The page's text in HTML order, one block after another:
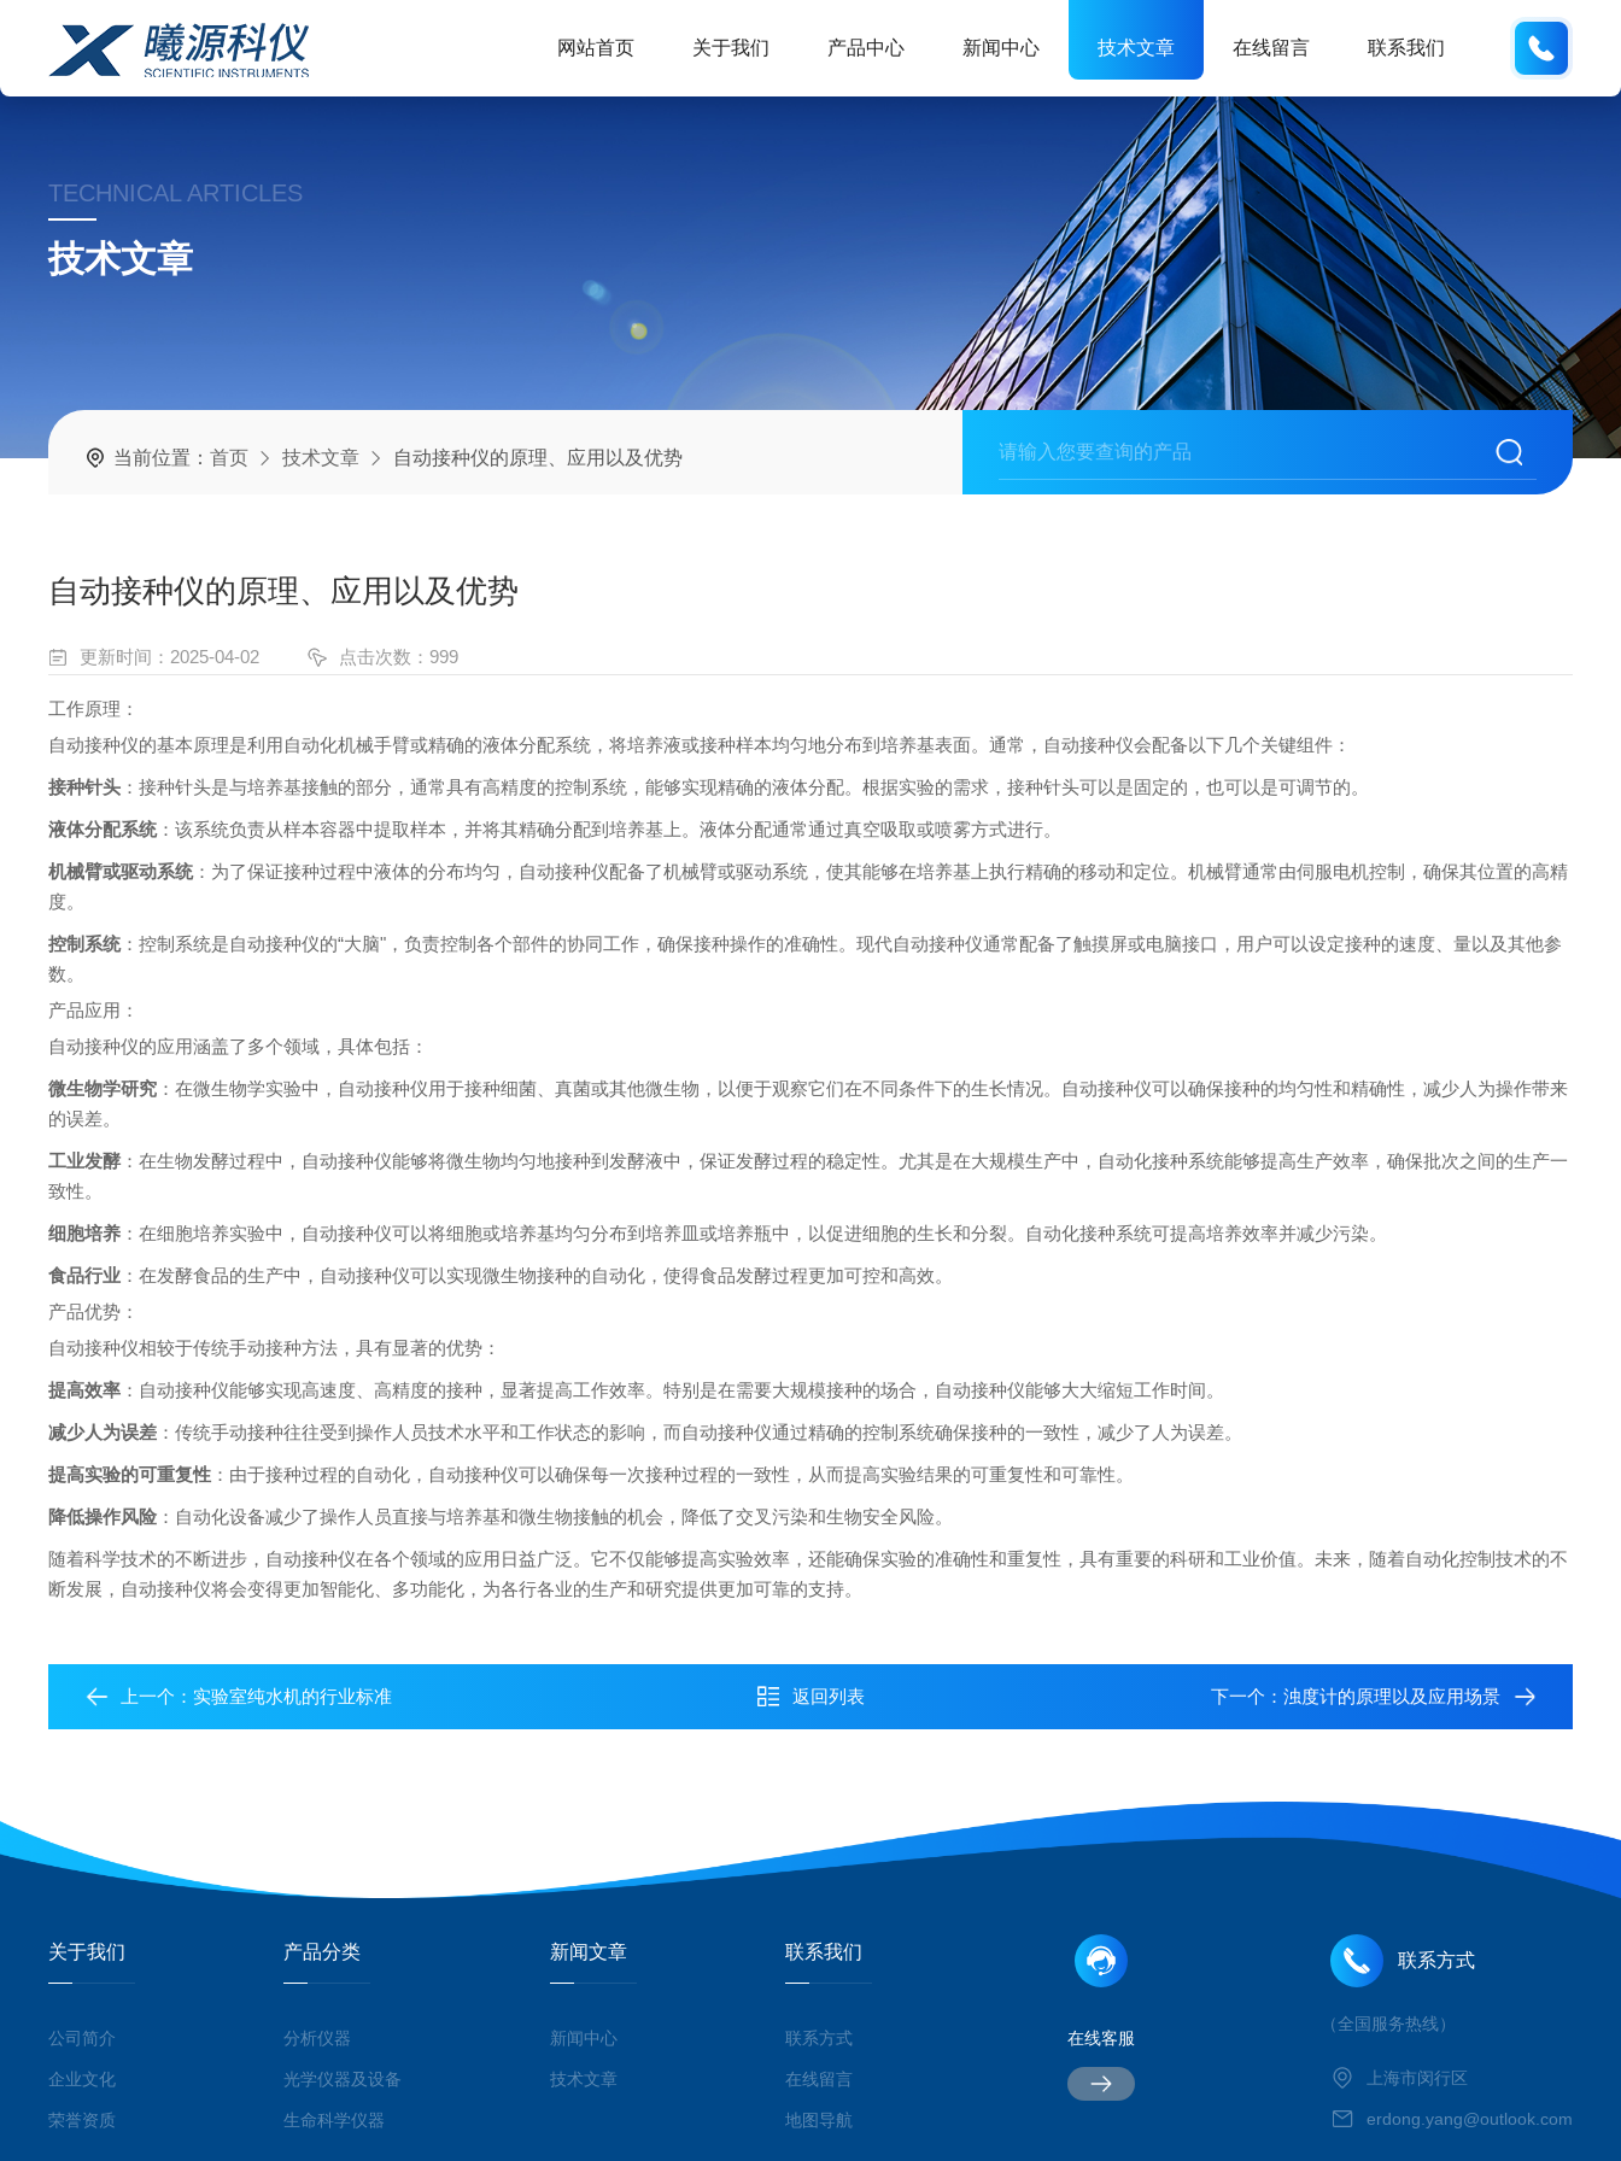
网站首页 关于我们 产品中心 新闻中心 技术文章 在线留言 联系我们
TECHNICAL ARTICLES
技术文章
当前位置：首页 技术文章 自动接种仪的原理、应用以及优势
自动接种仪的原理、应用以及优势
更新时间：2025-04-02 点击次数：999
工作原理：
自动接种仪的基本原理是利用自动化机械手臂或精确的液体分配系统，将培养液或接种样本均匀地分布到培养基表面。通常，自动接种仪会配备以下几个关键组件：
接种针头 ：接种针头是与培养基接触的部分，通常具有高精度的控制系统，能够实现精确的液体分配。根据实验的需求，接种针头可以是固定的，也可以是可调节的。
液体分配系统：该系统负责从样本容器中提取样本，并将其精确分配到培养基上。液体分配通常通过真空吸取或喷雾方式进行。
机械臂或驱动系统：为了保证接种过程中液体的分布均匀，自动接种仪配备了机械臂或驱动系统，使其能够在培养基上执行精确的移动和定位。机械臂通常由伺服电机控制，确保其位置的高精
度。
控制系统：控制系统是自动接种仪的“大脑"，负责控制各个部件的协同工作，确保接种操作的准确性。现代自动接种仪通常配备了触摸屏或电脑接口，用户可以设定接种的速度、量以及其他参
数。
产品应用：
自动接种仪的应用涵盖了多个领域，具体包括：
微生物学研究 ：在微生物学实验中，自动接种仪用于接种细菌、真菌或其他微生物，以便于观察它们在不同条件下的生长情况。自动接种仪可以确保接种的均匀性和精确性，减少人为操作带来
的误差。
工业发酵：在生物发酵过程中，自动接种仪能够将微生物均匀地接种到发酵液中，保证发酵过程的稳定性。尤其是在大规模生产中，自动化接种系统能够提高生产效率，确保批次之间的生产一
致性。
细胞培养 ：在细胞培养实验中，自动接种仪可以将细胞或培养基均匀分布到培养皿或培养瓶中，以促进细胞的生长和分裂。自动化接种系统可提高培养效率并减少污染。
食品行业 ：在发酵食品的生产中，自动接种仪可以实现微生物接种的自动化，使得食品发酵过程更加可控和高效。
产品优势：
自动接种仪相较于传统手动接种方法，具有显著的优势：
提高效率 ：自动接种仪能够实现高速度、高精度的接种，显著提高工作效率。特别是在需要大规模接种的场合，自动接种仪能够大大缩短工作时间。
减少人为误差 ：传统手动接种往往受到操作人员技术水平和工作状态的影响，而自动接种仪通过精确的控制系统确保接种的一致性，减少了人为误差。
提高实验的可重复性 ：由于接种过程的自动化，自动接种仪可以确保每一次接种过程的一致性，从而提高实验结果的可重复性和可靠性。
降低操作风险 ：自动化设备减少了操作人员直接与培养基和微生物接触的机会，降低了交叉污染和生物安全风险。
随着科学技术的不断进步，自动接种仪在各个领域的应用日益广泛。它不仅能够提高实验效率，还能确保实验的准确性和重复性，具有重要的科研和工业价值。未来，随着自动化控制技术的不
断发展，自动接种仪将会变得更加智能化、多功能化，为各行各业的生产和研究提供更加可靠的支持。
上一个： 实验室纯水机的行业标准 返回列表 下一个： 浊度计的原理以及应用场景
关于我们
公司简介
企业文化
荣誉资质
产品分类
分析仪器
光学仪器及设备
生命科学仪器
新闻文章
新闻中心
技术文章
联系我们
联系方式
在线留言
地图导航
在线客服
联系方式
（全国服务热线）
上海市闵行区
erdong.yang@outlook.com